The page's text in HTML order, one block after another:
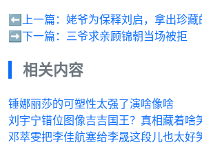
⬅️上一篇： 姥爷为保释刘启，拿出珍藏
➡️下一篇： 三爷求亲顾锦朝当场被拒
相关内容
锤娜丽莎的可塑性太强了演啥像啥
刘宇宁错位图像吉吉国王？真相藏着啥
邓萃雯把李佳航塞给李晟这段儿也太好